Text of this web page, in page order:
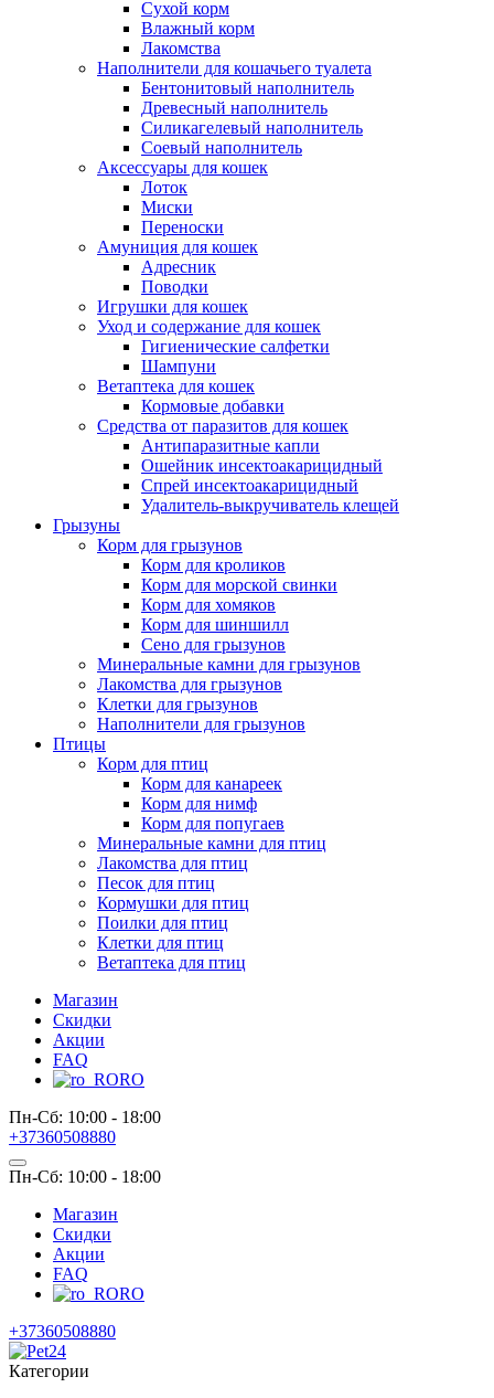
Сухой корм
Влажный корм
Лакомства
Наполнители для кошачьего туалета
Бентонитовый наполнитель
Древесный наполнитель
Силикагелевый наполнитель
Соевый наполнитель
Аксессуары для кошек
Лоток
Миски
Переноски
Амуниция для кошек
Адресник
Поводки
Игрушки для кошек
Уход и содержание для кошек
Гигиенические салфетки
Шампуни
Ветаптека для кошек
Кормовые добавки
Средства от паразитов для кошек
Антипаразитные капли
Ошейник инсектоакарицидный
Спрей инсектоакарицидный
Удалитель-выкручиватель клещей
Грызуны
Корм для грызунов
Корм для кроликов
Корм для морской свинки
Корм для хомяков
Корм для шиншилл
Сено для грызунов
Минеральные камни для грызунов
Лакомства для грызунов
Клетки для грызунов
Наполнители для грызунов
Птицы
Корм для птиц
Корм для канареек
Корм для нимф
Корм для попугаев
Минеральные камни для птиц
Лакомства для птиц
Песок для птиц
Кормушки для птиц
Поилки для птиц
Клетки для птиц
Ветаптека для птиц
Магазин
Скидки
Акции
FAQ
RO
Пн-Сб: 10:00 - 18:00
+37360508880
Пн-Сб: 10:00 - 18:00
Магазин
Скидки
Акции
FAQ
RO
+37360508880
Категории